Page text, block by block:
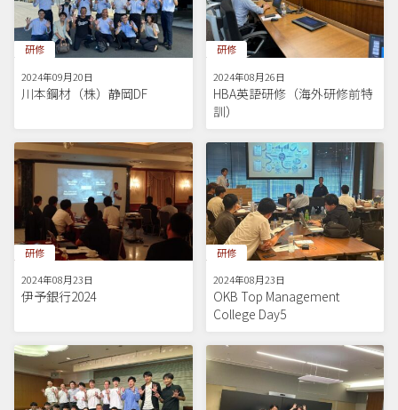
研修
2024年09月20日
川本鋼材（株）静岡DF
研修
2024年08月26日
HBA英語研修（海外研修前特
訓）
研修
2024年08月23日
伊予銀行2024
研修
2024年08月23日
OKB Top Management
College Day5